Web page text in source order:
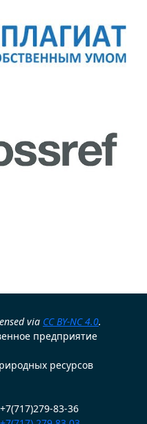
via CC BY-NC 4.0.
предприятие
ресурсов
+7(717)279-83-36